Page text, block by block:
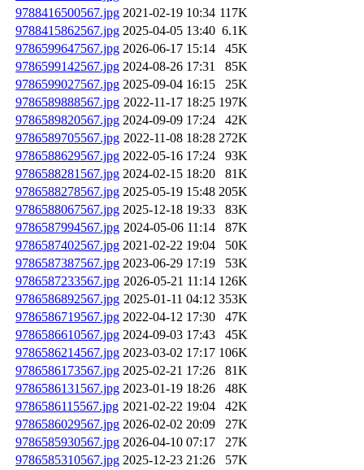
9788416500567.jpg 2021-02-19 10:34 117K
9788415862567.jpg 2025-04-05 13:40 6.1K
9786599647567.jpg 2026-06-17 15:14
45K
9786599142567.jpg 2024-08-26 17:31
85K
9786599027567.jpg 2025-09-04 16:15
25K
9786589888567.jpg 2022-11-17 18:25 197K
9786589820567.jpg 2024-09-09 17:24
42K
9786589705567.jpg 2022-11-08 18:28 272K
9786588629567.jpg 2022-05-16 17:24
93K
9786588281567.jpg 2024-02-15 18:20
81K
9786588278567.jpg 2025-05-19 15:48 205K
9786588067567.jpg 2025-12-18 19:33
83K
9786587994567.jpg 2024-05-06 11:14
87K
9786587402567.jpg 2021-02-22 19:04
50K
9786587387567.jpg 2023-06-29 17:19
53K
9786587233567.jpg 2026-05-21 11:14 126K
9786586892567.jpg 2025-01-11 04:12 353K
9786586719567.jpg 2022-04-12 17:30
47K
9786586610567.jpg 2024-09-03 17:43
45K
9786586214567.jpg 2023-03-02 17:17 106K
9786586173567.jpg 2025-02-21 17:26
81K
9786586131567.jpg 2023-01-19 18:26
48K
9786586115567.jpg 2021-02-22 19:04
42K
9786586029567.jpg 2026-02-02 20:09
27K
9786585930567.jpg 2026-04-10 07:17
27K
9786585310567.jpg 2025-12-23 21:26
57K